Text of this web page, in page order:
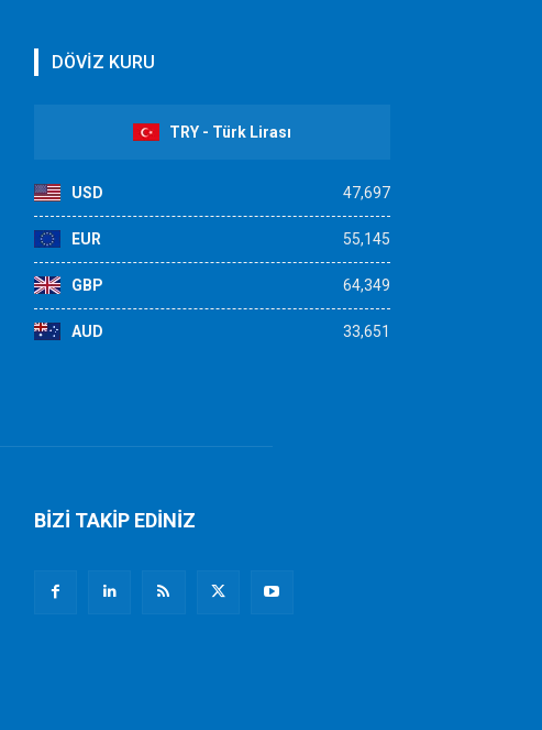
DÖVİZ KURU
TRY - Türk Lirası
USD 47,697
EUR 55,145
GBP 64,349
AUD 33,651
BİZİ TAKİP EDİNİZ